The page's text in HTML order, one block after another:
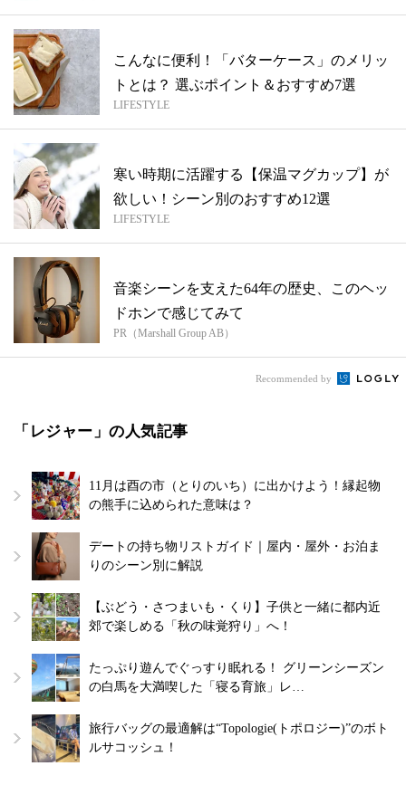
こんなに便利！「バターケース」のメリッ
トとは？ 選ぶポイント＆おすすめ7選
LIFESTYLE
寒い時期に活躍する【保温マグカップ】が
欲しい！シーン別のおすすめ12選
LIFESTYLE
音楽シーンを支えた64年の歴史、このヘッ
ドホンで感じてみて
PR（Marshall Group AB）
Recommended by
「レジャー」の人気記事
11月は酉の市（とりのいち）に出かけよう！縁起物
の熊手に込められた意味は？
デートの持ち物リストガイド｜屋内・屋外・お泊ま
りのシーン別に解説
【ぶどう・さつまいも・くり】子供と一緒に都内近
郊で楽しめる「秋の味覚狩り」へ！
たっぷり遊んでぐっすり眠れる！ グリーンシーズン
の白馬を大満喫した「寝る育旅」レ…
旅行バッグの最適解は“Topologie(トポロジー)”のボト
ルサコッシュ！